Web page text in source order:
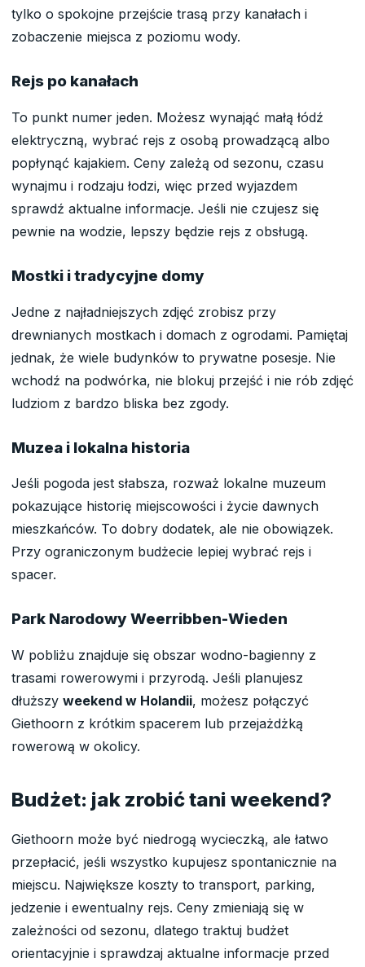
tylko o spokojne przejście trasą przy kanałach i
zobaczenie miejsca z poziomu wody.
Rejs po kanałach
To punkt numer jeden. Możesz wynająć małą łódź
elektryczną, wybrać rejs z osobą prowadzącą albo
popłynąć kajakiem. Ceny zależą od sezonu, czasu
wynajmu i rodzaju łodzi, więc przed wyjazdem
sprawdź aktualne informacje. Jeśli nie czujesz się
pewnie na wodzie, lepszy będzie rejs z obsługą.
Mostki i tradycyjne domy
Jedne z najładniejszych zdjęć zrobisz przy
drewnianych mostkach i domach z ogrodami. Pamiętaj
jednak, że wiele budynków to prywatne posesje. Nie
wchodź na podwórka, nie blokuj przejść i nie rób zdjęć
ludziom z bardzo bliska bez zgody.
Muzea i lokalna historia
Jeśli pogoda jest słabsza, rozważ lokalne muzeum
pokazujące historię miejscowości i życie dawnych
mieszkańców. To dobry dodatek, ale nie obowiązek.
Przy ograniczonym budżecie lepiej wybrać rejs i
spacer.
Park Narodowy Weerribben-Wieden
W pobliżu znajduje się obszar wodno-bagienny z
trasami rowerowymi i przyrodą. Jeśli planujesz
dłuższy weekend w Holandii, możesz połączyć
Giethoorn z krótkim spacerem lub przejażdżką
rowerową w okolicy.
Budżet: jak zrobić tani weekend?
Giethoorn może być niedrogą wycieczką, ale łatwo
przepłacić, jeśli wszystko kupujesz spontanicznie na
miejscu. Największe koszty to transport, parking,
jedzenie i ewentualny rejs. Ceny zmieniają się w
zależności od sezonu, dlatego traktuj budżet
orientacyjnie i sprawdzaj aktualne informacje przed